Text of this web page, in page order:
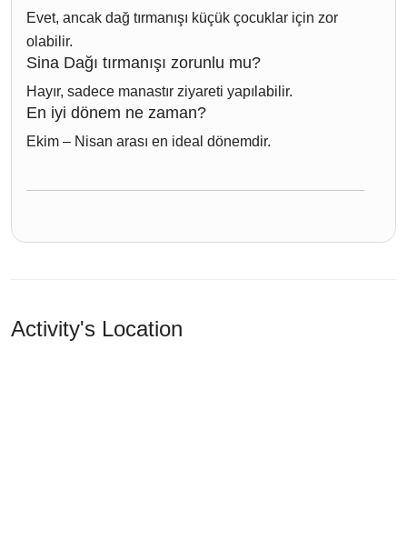
Evet, ancak dağ tırmanışı küçük çocuklar için zor
olabilir.
Sina Dağı tırmanışı zorunlu mu?
Hayır, sadece manastır ziyareti yapılabilir.
En iyi dönem ne zaman?
Ekim – Nisan arası en ideal dönemdir.
Activity's Location